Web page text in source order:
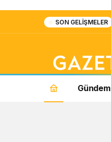
SON GELIŞMELER
Kabil
Gündem